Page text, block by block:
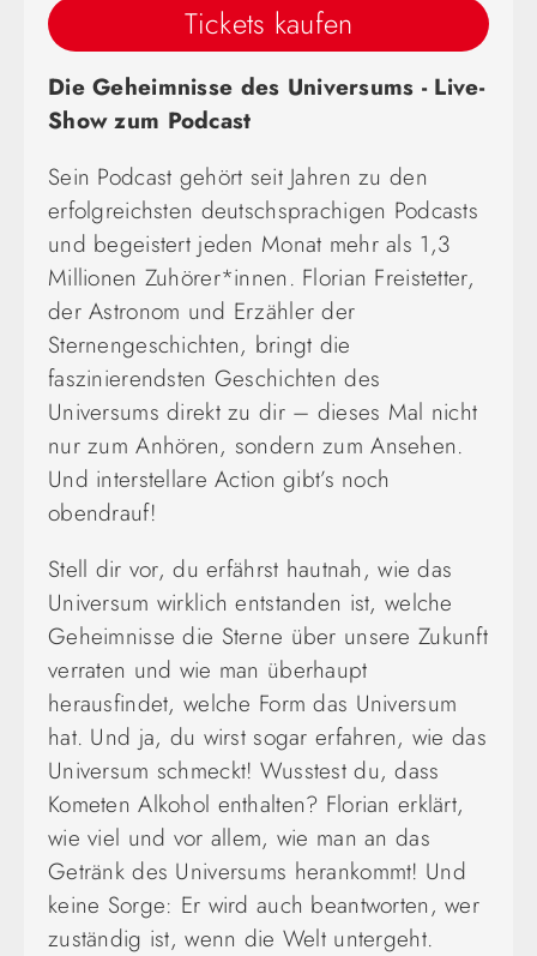
Tickets kaufen
Die Geheimnisse des Universums - Live-
Show zum Podcast
Sein Podcast gehört seit Jahren zu den
erfolgreichsten deutschsprachigen Podcasts
und begeistert jeden Monat mehr als 1,3
Millionen Zuhörer*innen. Florian Freistetter,
der Astronom und Erzähler der
Sternengeschichten, bringt die
faszinierendsten Geschichten des
Universums direkt zu dir – dieses Mal nicht
nur zum Anhören, sondern zum Ansehen.
Und interstellare Action gibt’s noch
obendrauf!
Stell dir vor, du erfährst hautnah, wie das
Universum wirklich entstanden ist, welche
Geheimnisse die Sterne über unsere Zukunft
verraten und wie man überhaupt
herausfindet, welche Form das Universum
hat. Und ja, du wirst sogar erfahren, wie das
Universum schmeckt! Wusstest du, dass
Kometen Alkohol enthalten? Florian erklärt,
wie viel und vor allem, wie man an das
Getränk des Universums herankommt! Und
keine Sorge: Er wird auch beantworten, wer
zuständig ist, wenn die Welt untergeht.